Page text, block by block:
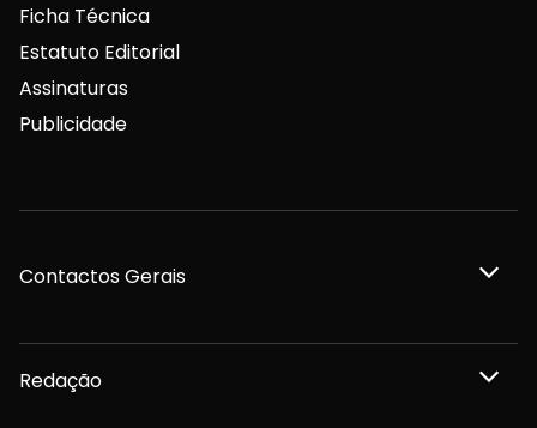
Ficha Técnica
Estatuto Editorial
Assinaturas
Publicidade
Contactos Gerais
Redação